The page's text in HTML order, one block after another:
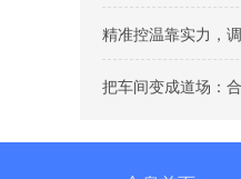
精准控温靠实力，
把车间变成道场：